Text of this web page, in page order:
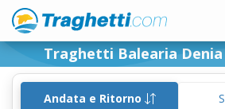
Traghetti Balearia
Andata e Ritorno